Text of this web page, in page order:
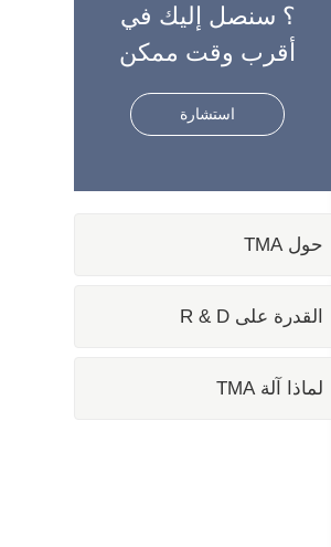
؟ سنصل إليك في
أقرب وقت ممكن
استشارة
حول TMA
القدرة على R & D
لماذا آلة TMA